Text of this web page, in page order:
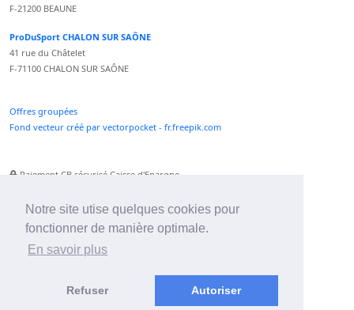
Notre site utise quelques cookies pour
fonctionner de manière optimale.
En savoir plus
Refuser Autoriser
F-21200 BEAUNE
ProDuSport CHALON SUR SAÔNE
41 rue du Châtelet
F-71100 CHALON SUR SAÔNE
Offres groupées
Fond vecteur créé par vectorpocket - fr.freepik.com
Paiement CB sécurisé Caisse d'Epargne
Paiement Paypal accepté